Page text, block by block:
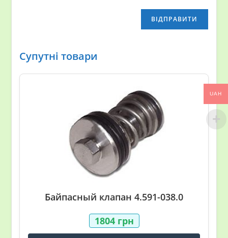
Супутні товари
Байпасный клапан 4.591-038.0
1804 грн
UAH